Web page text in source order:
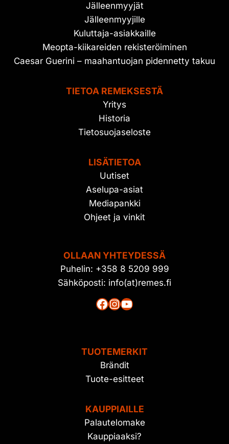
Jälleenmyyjät
Jälleenmyyjille
Kuluttaja-asiakkaille
Meopta-kiikareiden rekisteröiminen
Caesar Guerini – maahantuojan pidennetty takuu
TIETOA REMEKSESTÄ
Yritys
Historia
Tietosuojaseloste
LISÄTIETOA
Uutiset
Aselupa-asiat
Mediapankki
Ohjeet ja vinkit
OLLAAN YHTEYDESSÄ
Puhelin: +358 8 5209 999
Sähköposti: info(at)remes.fi
Facebook
Instagram
YouTube
TUOTEMERKIT
Brändit
Tuote-esitteet
KAUPPIAILLE
Palautelomake
Kauppiaaksi?